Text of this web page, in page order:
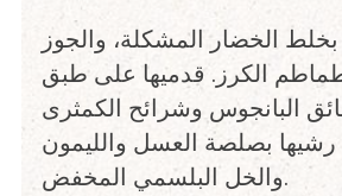
الخضار المشكلة، والجوز
الكرز. قدميها على طبق
البانجوس وشرائح الكمثرى
رشيها بصلصة العسل والليمون
والخل البلسمي المخفض.